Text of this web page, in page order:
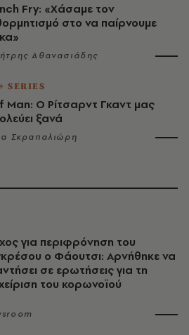
Fry: «Χάσαμε τον
στο να παίρνουμε
Αθανασιάδης
SERIES
Man: Ο Ρίτσαρντ Γκαντ μας
ξανά
Σκραπαλιώρη
για περιφρόνηση του
ο Φάουτσι: Αρνήθηκε να
σε ερωτήσεις για τη
του κορωνοϊού